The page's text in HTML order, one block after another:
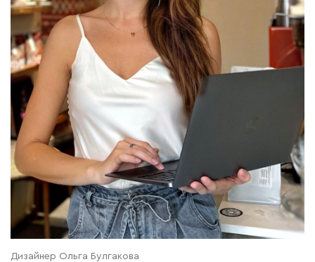
Дизайнер Ольга Булгакова